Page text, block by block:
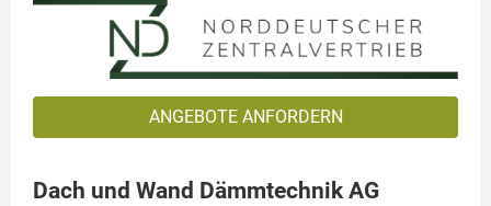
ANGEBOTE ANFORDERN
Dach und Wand Dämmtechnik AG